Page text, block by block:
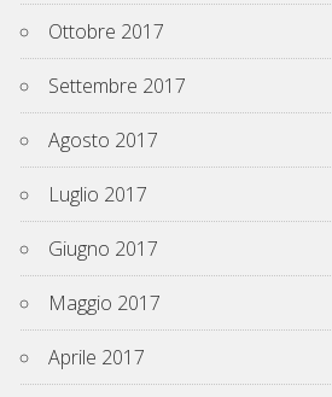
Ottobre 2017
Settembre 2017
Agosto 2017
Luglio 2017
Giugno 2017
Maggio 2017
Aprile 2017